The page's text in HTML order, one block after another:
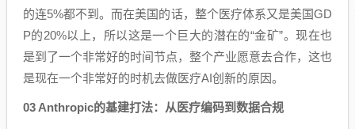
的连5%都不到。而在美国的话，整个医疗体系又是美国GD
P的20%以上，所以这是一个巨大的潜在的“金矿”。现在也
是到了一个非常好的时间节点，整个产业愿意去合作，这也
是现在一个非常好的时机去做医疗AI创新的原因。
03 Anthropic的基建打法：从医疗编码到数据合规